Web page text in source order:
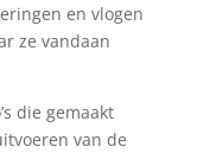
en vlogen
ze vandaan
die gemaakt
van de